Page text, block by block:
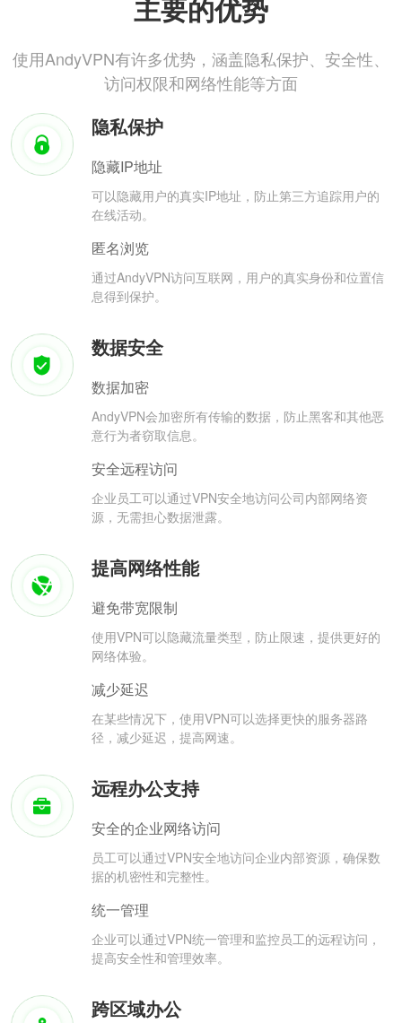
主要的优势
使用AndyVPN有许多优势，涵盖隐私保护、安全性、
访问权限和网络性能等方面
隐私保护
隐藏IP地址
可以隐藏用户的真实IP地址，防止第三方追踪用户的
在线活动。
匿名浏览
通过AndyVPN访问互联网，用户的真实身份和位置信
息得到保护。
数据安全
数据加密
AndyVPN会加密所有传输的数据，防止黑客和其他恶
意行为者窃取信息。
安全远程访问
企业员工可以通过VPN安全地访问公司内部网络资
源，无需担心数据泄露。
提高网络性能
避免带宽限制
使用VPN可以隐藏流量类型，防止限速，提供更好的
网络体验。
减少延迟
在某些情况下，使用VPN可以选择更快的服务器路
径，减少延迟，提高网速。
远程办公支持
安全的企业网络访问
员工可以通过VPN安全地访问企业内部资源，确保数
据的机密性和完整性。
统一管理
企业可以通过VPN统一管理和监控员工的远程访问，
提高安全性和管理效率。
跨区域办公